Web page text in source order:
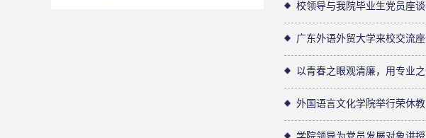
校领导与我院毕业生党员座
广东外语外贸大学来校交流
以青春之眼观清廉，用专业
外国语言文化学院举行荣休